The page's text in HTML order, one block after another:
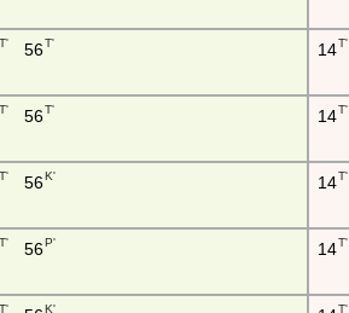
T' 56T' 14T'
T' 56T' 14T'
T' 56K' 14T'
T' 56P' 14T'
T' K' T'